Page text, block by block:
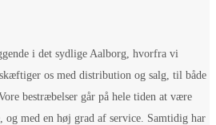
i det sydlige Aalborg, hvorfra vi
os med distribution og salg, til både
bestræbelser går på hele tiden at være
med en høj grad af service. Samtidig har